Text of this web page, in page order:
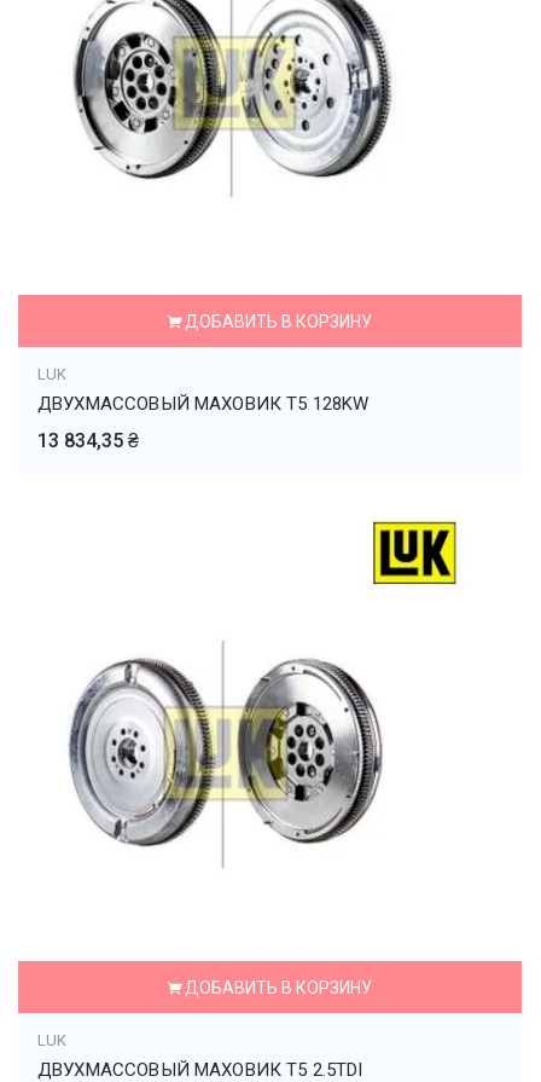
ДОБАВИТЬ В КОРЗИНУ
LUK
ДВУХМАССОВЫЙ МАХОВИК T5 128KW
13 834,35 ₴
ДОБАВИТЬ В КОРЗИНУ
LUK
ДВУХМАССОВЫЙ МАХОВИК T5 2.5TDI